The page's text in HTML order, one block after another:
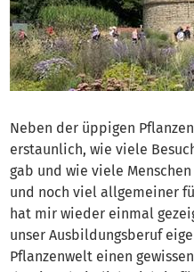
Neben der üppigen
erstaunlich, wie viele
gab und wie viele
und noch viel allgemeiner
hat mir wieder einmal
unser Ausbildungsberuf
Pflanzenwelt einen